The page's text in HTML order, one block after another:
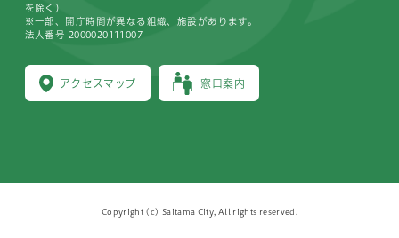
アクセスマップ 窓口案内
を除く）
※一部、開庁時間が異なる組織、施設があります。
法人番号 2000020111007
Copyright (c) Saitama City, All rights reserved.